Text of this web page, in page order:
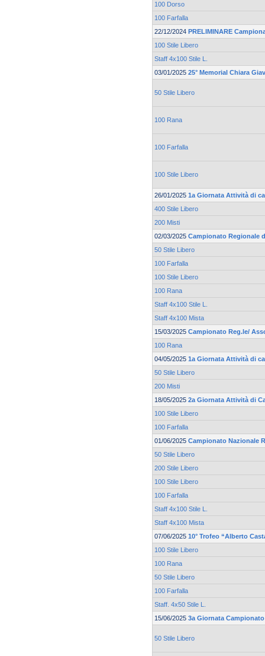
100 Dorso
100 Farfalla
22/12/2024 PRELIMINARE
100 Stile Libero
Staff 4x100 Stile L.
03/01/2025 25° Memorial Chiara
50 Stile Libero
100 Rana
100 Farfalla
100 Stile Libero
26/01/2025 1a Giornata Attività di
400 Stile Libero
200 Misti
02/03/2025 Campionato Regionale
50 Stile Libero
100 Farfalla
100 Stile Libero
100 Rana
Staff 4x100 Stile L.
Staff 4x100 Mista
15/03/2025 Campionato Reg.le/
100 Rana
04/05/2025 1a Giornata Attività di
50 Stile Libero
200 Misti
18/05/2025 2a Giornata Attività di
100 Stile Libero
100 Farfalla
01/06/2025 Campionato Nazionale
50 Stile Libero
200 Stile Libero
100 Stile Libero
100 Farfalla
Staff 4x100 Stile L.
Staff 4x100 Mista
07/06/2025 10° Trofeo “Alberto
100 Stile Libero
100 Rana
50 Stile Libero
100 Farfalla
Staff. 4x50 Stile L.
15/06/2025 3a Giornata
50 Stile Libero